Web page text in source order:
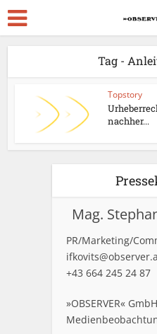
Tag -
Topstory
nachher...
Mag.
PR/Marketing/
+43 664 245 24 87
»OBSERVER« GmbH